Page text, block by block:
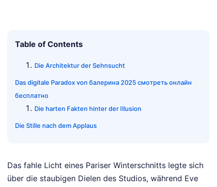
Table of Contents
Die Architektur der Sehnsucht
Das digitale Paradox von балерина 2025 смотреть онлайн
бесплатно
Die harten Fakten hinter der Illusion
Die Stille nach dem Applaus
Das fahle Licht eines Pariser Winterschnitts legte sich
über die staubigen Dielen des Studios, während Eve